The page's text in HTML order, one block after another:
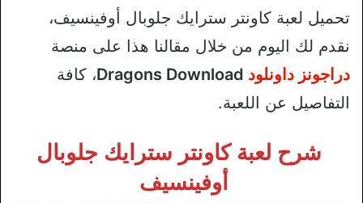
تحميل لعبة كاونتر سترايك جلوبال أوفينسيف،
نقدم لك اليوم من خلال مقالنا هذا على منصة
دراجونز داونلود
، كافة
التفاصيل عن اللعبة.
شرح لعبة كاونتر سترايك جلوبال
أوفينسيف